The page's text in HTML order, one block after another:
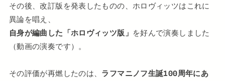
その後、改訂版を発表したものの、ホロヴィッツはこれに
異論を唱え、
自身が編曲した「ホロヴィッツ版」 を好んで演奏しました
（動画の演奏です）。
その評価が再燃したのは、 ラフマニノフ生誕100周年にあ